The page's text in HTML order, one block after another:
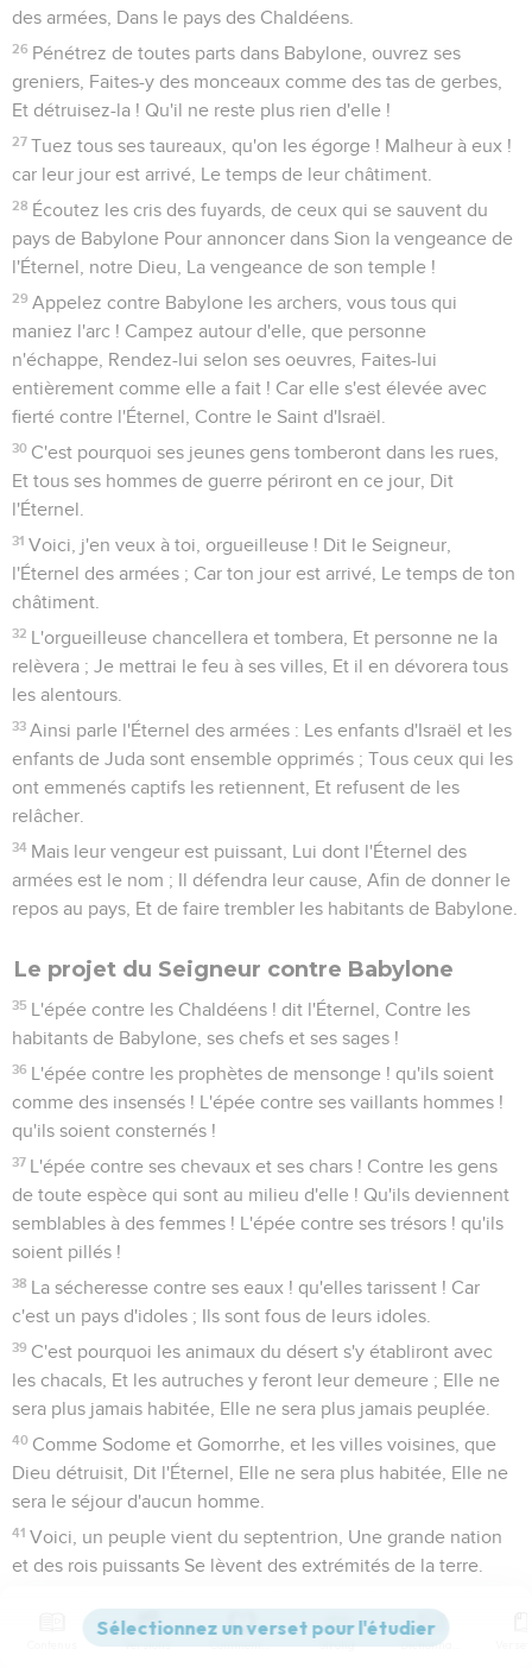
des armées, Dans le pays des Chaldéens.
26 Pénétrez de toutes parts dans Babylone, ouvrez ses
greniers, Faites-y des monceaux comme des tas de gerbes,
Et détruisez-la ! Qu'il ne reste plus rien d'elle !
27 Tuez tous ses taureaux, qu'on les égorge ! Malheur à eux !
car leur jour est arrivé, Le temps de leur châtiment.
28 Écoutez les cris des fuyards, de ceux qui se sauvent du
pays de Babylone Pour annoncer dans Sion la vengeance de
l'Éternel, notre Dieu, La vengeance de son temple !
29 Appelez contre Babylone les archers, vous tous qui
maniez l'arc ! Campez autour d'elle, que personne
n'échappe, Rendez-lui selon ses oeuvres, Faites-lui
entièrement comme elle a fait ! Car elle s'est élevée avec
fierté contre l'Éternel, Contre le Saint d'Israël.
30 C'est pourquoi ses jeunes gens tomberont dans les rues,
Et tous ses hommes de guerre périront en ce jour, Dit
l'Éternel.
31 Voici, j'en veux à toi, orgueilleuse ! Dit le Seigneur,
l'Éternel des armées ; Car ton jour est arrivé, Le temps de ton
châtiment.
32 L'orgueilleuse chancellera et tombera, Et personne ne la
relèvera ; Je mettrai le feu à ses villes, Et il en dévorera tous
les alentours.
33 Ainsi parle l'Éternel des armées : Les enfants d'Israël et les
enfants de Juda sont ensemble opprimés ; Tous ceux qui les
ont emmenés captifs les retiennent, Et refusent de les
relâcher.
34 Mais leur vengeur est puissant, Lui dont l'Éternel des
armées est le nom ; Il défendra leur cause, Afin de donner le
repos au pays, Et de faire trembler les habitants de Babylone.
Le projet du Seigneur contre Babylone
35 L'épée contre les Chaldéens ! dit l'Éternel, Contre les
habitants de Babylone, ses chefs et ses sages !
36 L'épée contre les prophètes de mensonge ! qu'ils soient
comme des insensés ! L'épée contre ses vaillants hommes !
qu'ils soient consternés !
37 L'épée contre ses chevaux et ses chars ! Contre les gens
de toute espèce qui sont au milieu d'elle ! Qu'ils deviennent
semblables à des femmes ! L'épée contre ses trésors ! qu'ils
soient pillés !
38 La sécheresse contre ses eaux ! qu'elles tarissent ! Car
c'est un pays d'idoles ; Ils sont fous de leurs idoles.
39 C'est pourquoi les animaux du désert s'y établiront avec
les chacals, Et les autruches y feront leur demeure ; Elle ne
sera plus jamais habitée, Elle ne sera plus jamais peuplée.
40 Comme Sodome et Gomorrhe, et les villes voisines, que
Dieu détruisit, Dit l'Éternel, Elle ne sera plus habitée, Elle ne
sera le séjour d'aucun homme.
41 Voici, un peuple vient du septentrion, Une grande nation
et des rois puissants Se lèvent des extrémités de la terre.
miséricorde ; Leur voix mugit comme la mer ; Ils sont montés
Versions Commentaires Strong